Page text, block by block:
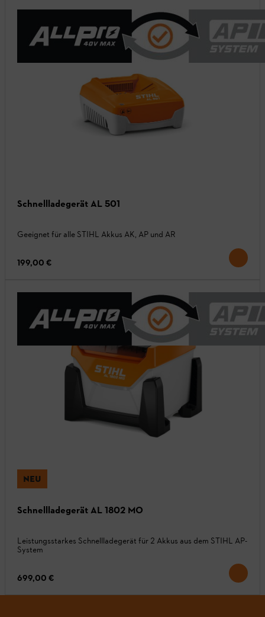
Schnellladegerät AL 501
Geeignet für alle STIHL Akkus AK, AP und AR
199,00 €
NEU
Schnellladegerät AL 1802 MO
Leistungsstarkes Schnellladegerät für 2 Akkus aus dem STIHL AP-
System
699,00 €